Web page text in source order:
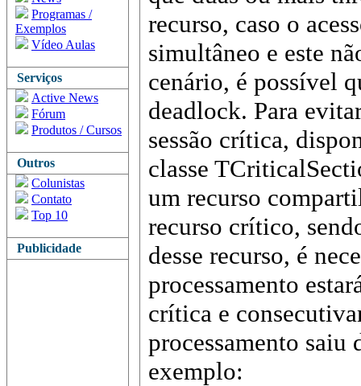
Programas /
Exemplos
Vídeo Aulas
Serviços
Active News
Fórum
Produtos / Cursos
Outros
Colunistas
Contato
Top 10
Publicidade
recurso, caso o
simultâneo e este
cenário, é possível
deadlock. Para
sessão crítica,
classe
um recurso
recurso crítico,
desse recurso, é
processamento
crítica e
processamento saiu
exemplo: